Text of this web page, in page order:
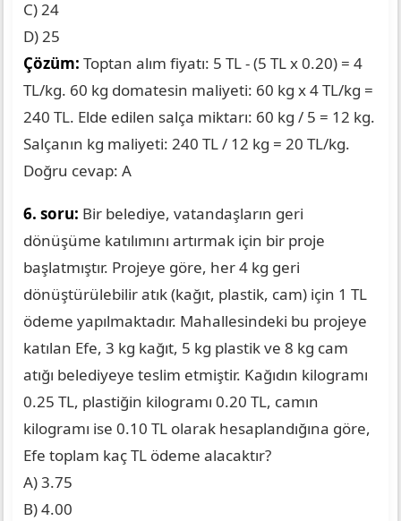
C) 24
D) 25
Çözüm: Toptan alım fiyatı: 5 TL - (5 TL x 0.20) = 4
TL/kg. 60 kg domatesin maliyeti: 60 kg x 4 TL/kg =
240 TL. Elde edilen salça miktarı: 60 kg / 5 = 12 kg.
Salçanın kg maliyeti: 240 TL / 12 kg = 20 TL/kg.
Doğru cevap: A
6. soru: Bir belediye, vatandaşların geri
dönüşüme katılımını artırmak için bir proje
başlatmıştır. Projeye göre, her 4 kg geri
dönüştürülebilir atık (kağıt, plastik, cam) için 1 TL
ödeme yapılmaktadır. Mahallesindeki bu projeye
katılan Efe, 3 kg kağıt, 5 kg plastik ve 8 kg cam
atığı belediyeye teslim etmiştir. Kağıdın kilogramı
0.25 TL, plastiğin kilogramı 0.20 TL, camın
kilogramı ise 0.10 TL olarak hesaplandığına göre,
Efe toplam kaç TL ödeme alacaktır?
A) 3.75
B) 4.00